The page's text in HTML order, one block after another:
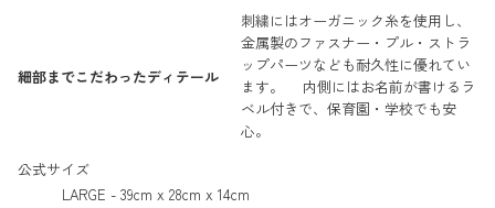
細部までこだわったディテール
刺繍にはオーガニック糸を使用し、
金属製のファスナー・プル・ストラ
ップパーツなども耐久性に優れてい
ます。 内側にはお名前が書けるラ
ベル付きで、保育園・学校でも安
心。
公式サイズ
LARGE - 39cm x 28cm x 14cm